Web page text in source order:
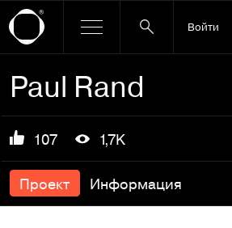
Войти
Paul Rand
107 1,7K
Проект Информация